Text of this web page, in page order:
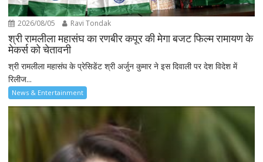
2026/08/05 Ravi Tondak
श्री रामलीला महासंघ का रणबीर कपूर की मेगा बजट फिल्म रामायण के
मेकर्स को चेतावनी
श्री रामलीला महासंघ के प्रेसिडेंट श्री अर्जुन कुमार ने इस दिवाली पर देश विदेश में
रिलीज...
News & Entertainment